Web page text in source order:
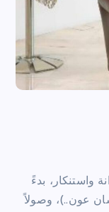
واستنكار، بدءً
عون..)، وصولاً